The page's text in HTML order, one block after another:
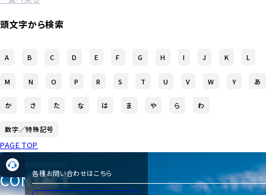
頭文字から検索
A B C D E F G H I J K L
M N O P R S T U V W Y あ
か さ た な は ま や ら わ
数字／特殊記号
PAGE TOP
各種お問い合わせはこちら
CONTACT